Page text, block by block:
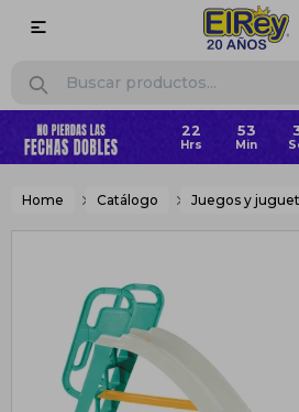

22 53
Home Catálogo Juegos y